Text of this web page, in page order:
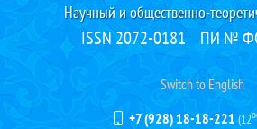
Научный и общественно-
ISSN 2072-0181 ПИ №
Switch to English
+7 (928) 18-18-221